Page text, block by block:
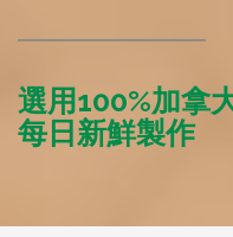
選用100%加拿
每日新鮮製作